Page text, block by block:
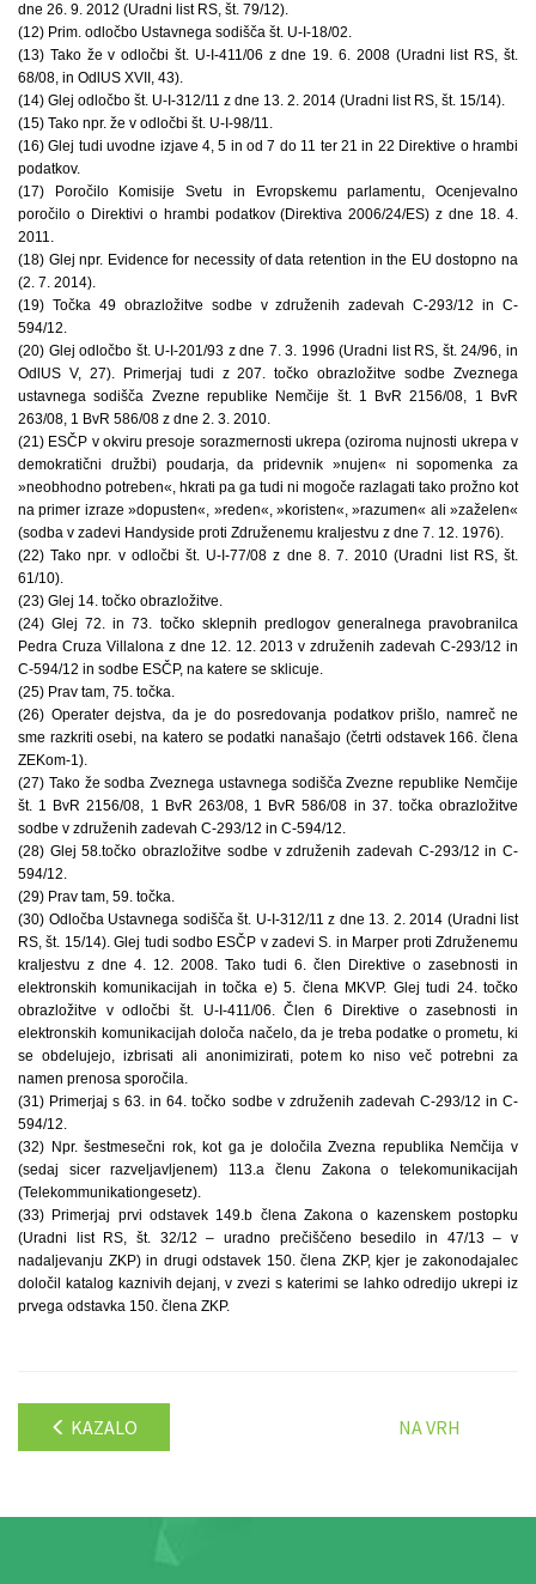
dne 26. 9. 2012 (Uradni list RS, št. 79/12).
(12) Prim. odločbo Ustavnega sodišča št. U-I-18/02.
(13) Tako že v odločbi št. U-I-411/06 z dne 19. 6. 2008 (Uradni list RS, št.
68/08, in OdlUS XVII, 43).
(14) Glej odločbo št. U-I-312/11 z dne 13. 2. 2014 (Uradni list RS, št. 15/14).
(15) Tako npr. že v odločbi št. U-I-98/11.
(16) Glej tudi uvodne izjave 4, 5 in od 7 do 11 ter 21 in 22 Direktive o hrambi
podatkov.
(17) Poročilo Komisije Svetu in Evropskemu parlamentu, Ocenjevalno
poročilo o Direktivi o hrambi podatkov (Direktiva 2006/24/ES) z dne 18. 4.
2011.
(18) Glej npr. Evidence for necessity of data retention in the EU dostopno na
(2. 7. 2014).
(19) Točka 49 obrazložitve sodbe v združenih zadevah C-293/12 in C-
594/12.
(20) Glej odločbo št. U-I-201/93 z dne 7. 3. 1996 (Uradni list RS, št. 24/96, in
OdlUS V, 27). Primerjaj tudi z 207. točko obrazložitve sodbe Zveznega
ustavnega sodišča Zvezne republike Nemčije št. 1 BvR 2156/08, 1 BvR
263/08, 1 BvR 586/08 z dne 2. 3. 2010.
(21) ESČP v okviru presoje sorazmernosti ukrepa (oziroma nujnosti ukrepa v
demokratični družbi) poudarja, da pridevnik »nujen« ni sopomenka za
»neobhodno potreben«, hkrati pa ga tudi ni mogoče razlagati tako prožno kot
na primer izraze »dopusten«, »reden«, »koristen«, »razumen« ali »zaželen«
(sodba v zadevi Handyside proti Združenemu kraljestvu z dne 7. 12. 1976).
(22) Tako npr. v odločbi št. U-I-77/08 z dne 8. 7. 2010 (Uradni list RS, št.
61/10).
(23) Glej 14. točko obrazložitve.
(24) Glej 72. in 73. točko sklepnih predlogov generalnega pravobranilca
Pedra Cruza Villalona z dne 12. 12. 2013 v združenih zadevah C-293/12 in
C-594/12 in sodbe ESČP, na katere se sklicuje.
(25) Prav tam, 75. točka.
(26) Operater dejstva, da je do posredovanja podatkov prišlo, namreč ne
sme razkriti osebi, na katero se podatki nanašajo (četrti odstavek 166. člena
ZEKom-1).
(27) Tako že sodba Zveznega ustavnega sodišča Zvezne republike Nemčije
št. 1 BvR 2156/08, 1 BvR 263/08, 1 BvR 586/08 in 37. točka obrazložitve
sodbe v združenih zadevah C-293/12 in C-594/12.
(28) Glej 58.točko obrazložitve sodbe v združenih zadevah C-293/12 in C-
594/12.
(29) Prav tam, 59. točka.
(30) Odločba Ustavnega sodišča št. U-I-312/11 z dne 13. 2. 2014 (Uradni list
RS, št. 15/14). Glej tudi sodbo ESČP v zadevi S. in Marper proti Združenemu
kraljestvu z dne 4. 12. 2008. Tako tudi 6. člen Direktive o zasebnosti in
elektronskih komunikacijah in točka e) 5. člena MKVP. Glej tudi 24. točko
obrazložitve v odločbi št. U-I-411/06. Člen 6 Direktive o zasebnosti in
elektronskih komunikacijah določa načelo, da je treba podatke o prometu, ki
se obdelujejo, izbrisati ali anonimizirati, potem ko niso več potrebni za
namen prenosa sporočila.
(31) Primerjaj s 63. in 64. točko sodbe v združenih zadevah C-293/12 in C-
594/12.
(32) Npr. šestmesečni rok, kot ga je določila Zvezna republika Nemčija v
(sedaj sicer razveljavljenem) 113.a členu Zakona o telekomunikacijah
(Telekommunikationgesetz).
(33) Primerjaj prvi odstavek 149.b člena Zakona o kazenskem postopku
(Uradni list RS, št. 32/12 – uradno prečiščeno besedilo in 47/13 – v
nadaljevanju ZKP) in drugi odstavek 150. člena ZKP, kjer je zakonodajalec
določil katalog kaznivih dejanj, v zvezi s katerimi se lahko odredijo ukrepi iz
prvega odstavka 150. člena ZKP.
KAZALO NA VRH